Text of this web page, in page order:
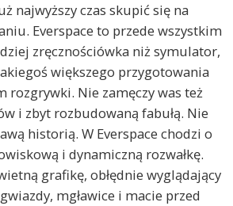
najwyższy czas skupić się na
Everspace to przede wszystkim
zręcznościówka niż symulator,
większego przygotowania
rozgrywki. Nie zamęczy was też
i zbyt rozbudowaną fabułą. Nie
historią. W Everspace chodzi o
i dynamiczną rozwałkę.
grafikę, obłędnie wyglądający
mgławice i macie przed